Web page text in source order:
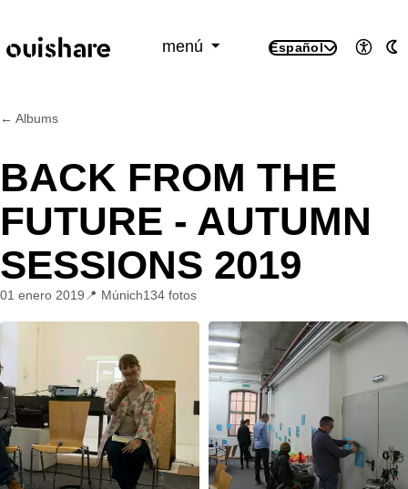
menú
Español
← Albums
BACK FROM THE
FUTURE - AUTUMN
SESSIONS 2019
01 enero 2019 Múnich134 fotos